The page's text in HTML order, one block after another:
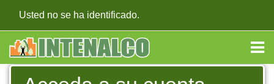
Usted no se ha identificado.